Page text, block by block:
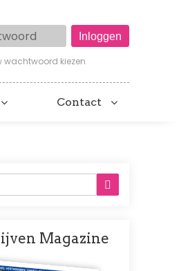
wachtwoord kiezen
Contact
Magazine